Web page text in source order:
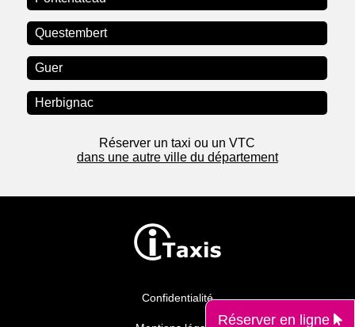
Questembert
Guer
Herbignac
Réserver un taxi ou un VTC
dans une autre ville du département
Confidentialité
Réserver en ligne